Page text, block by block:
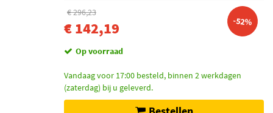
€ 296,23
€ 142,19 -52%
Op voorraad
Vandaag voor 17:00 besteld, binnen 2 werkdagen
(zaterdag) bij u geleverd.